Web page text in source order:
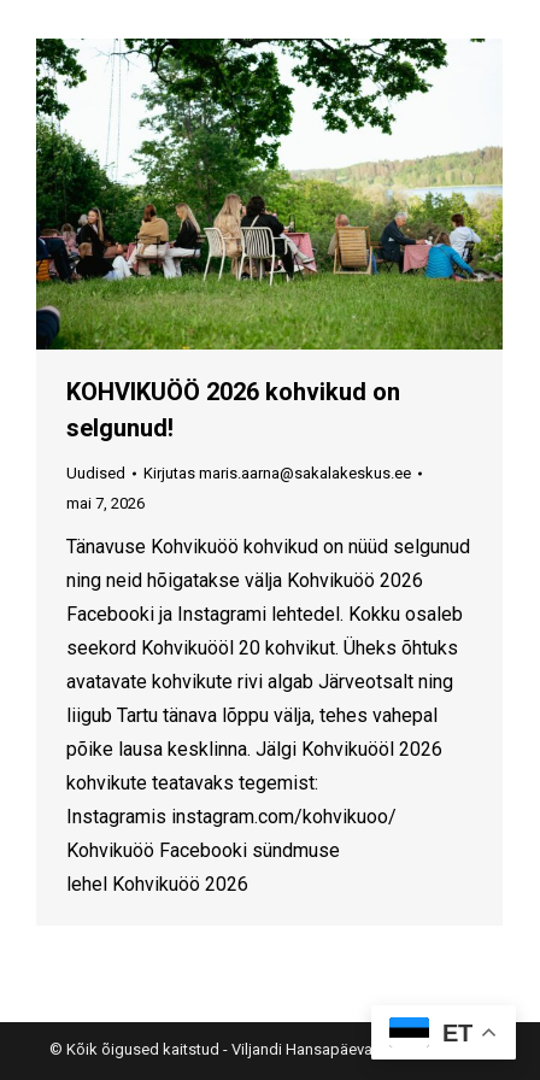
KOHVIKUÖÖ 2026 kohvikud on
selgunud!
Uudised Kirjutas maris.aarna@sakalakeskus.ee
mai 7, 2026
Tänavuse Kohvikuöö kohvikud on nüüd selgunud
ning neid hõigatakse välja Kohvikuöö 2026
Facebooki ja Instagrami lehtedel. Kokku osaleb
seekord Kohvikuööl 20 kohvikut. Üheks õhtuks
avatavate kohvikute rivi algab Järveotsalt ning
liigub Tartu tänava lõppu välja, tehes vahepal
põike lausa kesklinna. Jälgi Kohvikuööl 2026
kohvikute teatavaks tegemist:
Instagramis instagram.com/kohvikuoo/
Kohvikuöö Facebooki sündmuse
lehel Kohvikuöö 2026
© Kõik õigused kaitstud - Viljandi Hansapäevad | Meedia Disain
ET